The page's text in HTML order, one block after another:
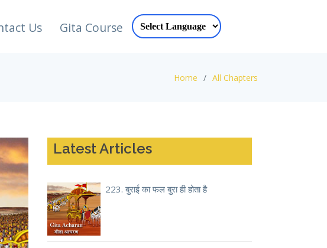
Us Gita Course
Home All Chapters
Latest Articles
223. बुराई का फल बुरा ही होता है